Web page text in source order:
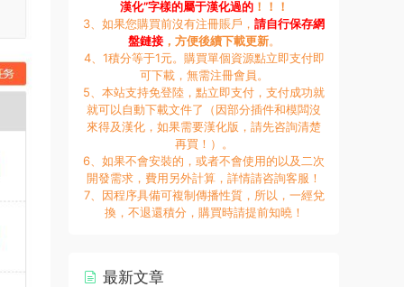
漢化”字樣的屬于漢化過的！！！
3、如果您購買前沒有注冊賬戶， 請自行保存網
盤鏈接，方便後續下載更新。
4、1積分等于1元。購買單個資源點立即支付即
可下載，無需注冊會員。
5、本站支持免登陸，點立即支付，支付成功就
就可以自動下載文件了（因部分插件和模闆沒
來得及漢化，如果需要漢化版，請先咨詢清楚
再買！）。
6、如果不會安裝的，或者不會使用的以及二次
開發需求，費用另外計算，詳情請咨詢客服！
7、因程序具備可複制傳播性質，所以，一經兌
換，不退還積分，購買時請提前知曉！
最新文章